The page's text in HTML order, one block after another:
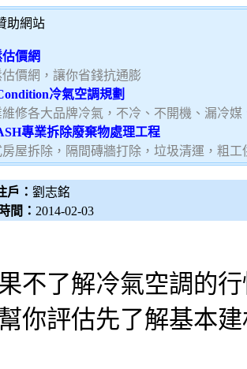
助網站
價網
價網，讓你省錢抗通膨
冷氣空調規劃
修各大品牌冷氣，不冷、不開機、漏冷
專業拆除廢棄物處理工程
屋拆除，隔間磚牆打除，垃圾清運，粗工
戶： 劉志銘
間： 2014-02-03
不了解冷氣空調的
你評估先了解基本